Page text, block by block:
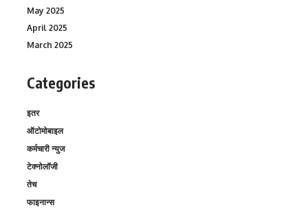
May 2025
April 2025
March 2025
Categories
इतर
ऑटोमोबाइल
कर्मचारी न्युज
टेक्नोलॉजी
तेच
फाइनान्स